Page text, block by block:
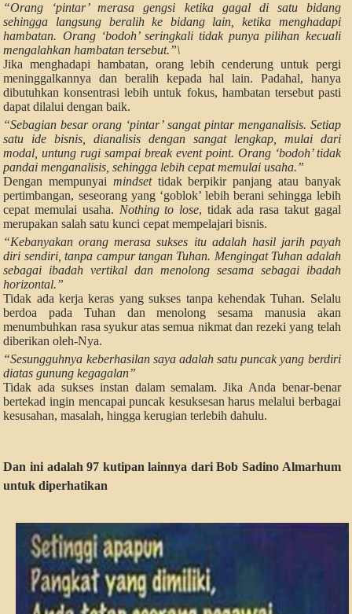
“Orang ‘pintar’ merasa gengsi ketika gagal di satu bidang
sehingga langsung beralih ke bidang lain, ketika menghadapi
hambatan. Orang ‘bodoh’ seringkali tidak punya pilihan kecuali
mengalahkan hambatan tersebut.”\
Jika menghadapi hambatan, orang lebih cenderung untuk pergi
meninggalkannya dan beralih kepada hal lain. Padahal, hanya
dibutuhkan konsentrasi lebih untuk fokus, hambatan tersebut pasti
dapat dilalui dengan baik.
“Sebagian besar orang ‘pintar’ sangat pintar menganalisis. Setiap
satu ide bisnis, dianalisis dengan sangat lengkap, mulai dari
modal, untung rugi sampai break event point. Orang ‘bodoh’ tidak
pandai menganalisis, sehingga lebih cepat memulai usaha.”
Dengan mempunyai mindsettidak berpikir panjang atau banyak
pertimbangan, seseorang yang ‘goblok’ lebih berani sehingga lebih
cepat memulai usaha. Nothing to lose, tidak ada rasa takut gagal
merupakan salah satu kunci cepat mempelajari bisnis.
“Kebanyakan orang merasa sukses itu adalah hasil jarih payah
diri sendiri, tanpa campur tangan Tuhan. Mengingat Tuhan adalah
sebagai ibadah vertikal dan menolong sesama sebagai ibadah
horizontal.”
Tidak ada kerja keras yang sukses tanpa kehendak Tuhan. Selalu
berdoa pada Tuhan dan menolong sesama manusia akan
menumbuhkan rasa syukur atas semua nikmat dan rezeki yang telah
diberikan oleh-Nya.
“Sesungguhnya keberhasilan saya adalah satu puncak yang berdiri
diatas gunung kegagalan”
Tidak ada sukses instan dalam semalam. Jika Anda benar-benar
bertekad ingin mencapai puncak kesuksesan harus melalui berbagai
kesusahan, masalah, hingga kerugian terlebih dahulu.
Dan ini adalah 97 kutipan lainnya dari Bob Sadino Almarhum
untuk diperhatikan